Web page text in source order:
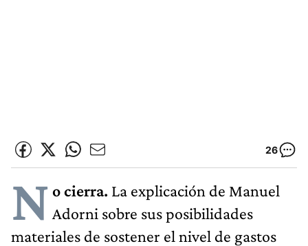
26
N o cierra. La explicación de Manuel
Adorni sobre sus posibilidades
materiales de sostener el nivel de gastos